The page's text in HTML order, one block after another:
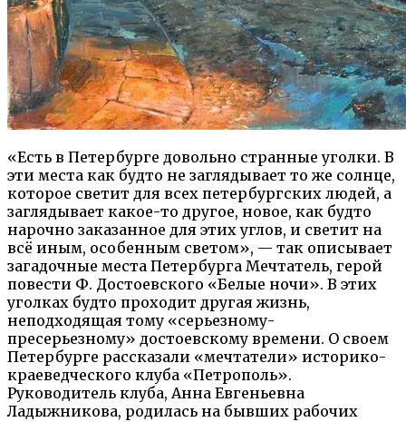
«Есть в Петербурге довольно странные уголки. В
эти места как будто не заглядывает то же солнце,
которое светит для всех петербургских людей, а
заглядывает какое-то другое, новое, как будто
нарочно заказанное для этих углов, и светит на
всё иным, особенным светом», — так описывает
загадочные места Петербурга Мечтатель, герой
повести Ф. Достоевского «Белые ночи». В этих
уголках будто проходит другая жизнь,
неподходящая тому «серьезному-
пресерьезному» достоевскому времени. О своем
Петербурге рассказали «мечтатели» историко-
краеведческого клуба «Петрополь».
Руководитель клуба, Анна Евгеньевна
Ладыжникова, родилась на бывших рабочих